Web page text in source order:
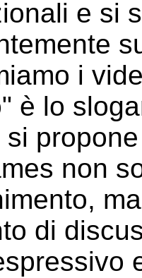
e si
i
è lo
si
non
di